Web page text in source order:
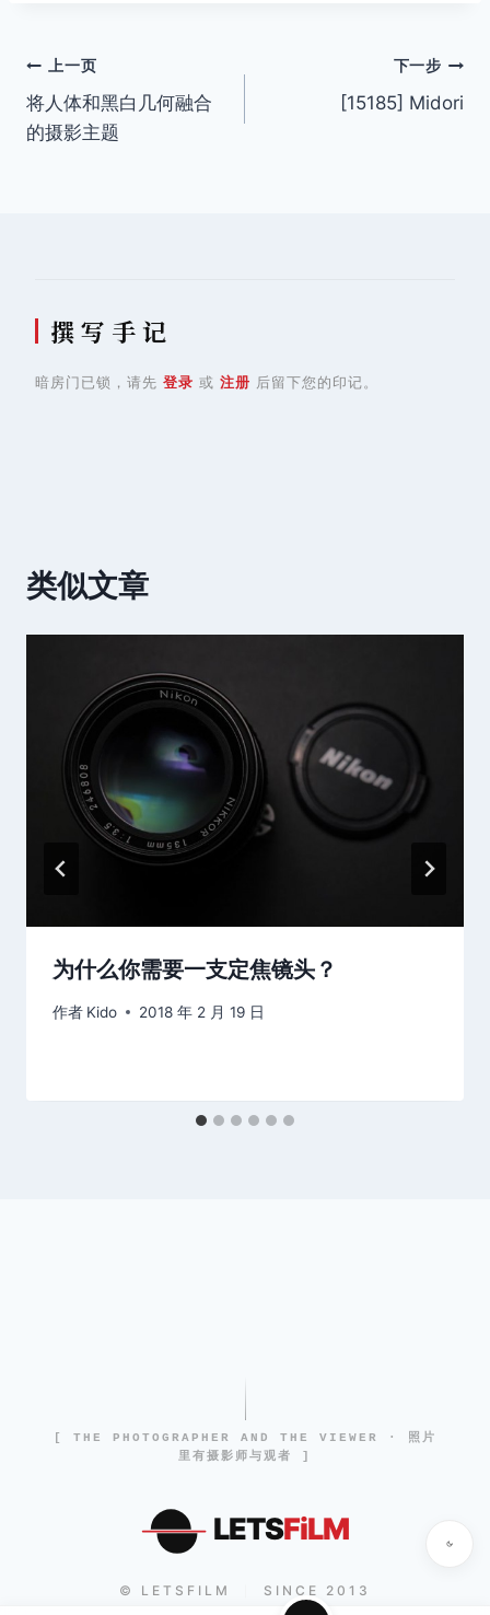
文
章
上一页
将人体和黑白几何融合
的摄影主题
下一步
[15185] Midori
撰 写 手 记
暗房门已锁，请先 登录 或 注册 后留下您的印记。
类似文章
为什么你需要一支定焦镜头？
作者 Kido 2018 年 2 月 19 日
[ THE PHOTOGRAPHER AND THE VIEWER · 照片
里有摄影师与观者 ]
LETSFiLM
© LETSFILM SINCE 2013